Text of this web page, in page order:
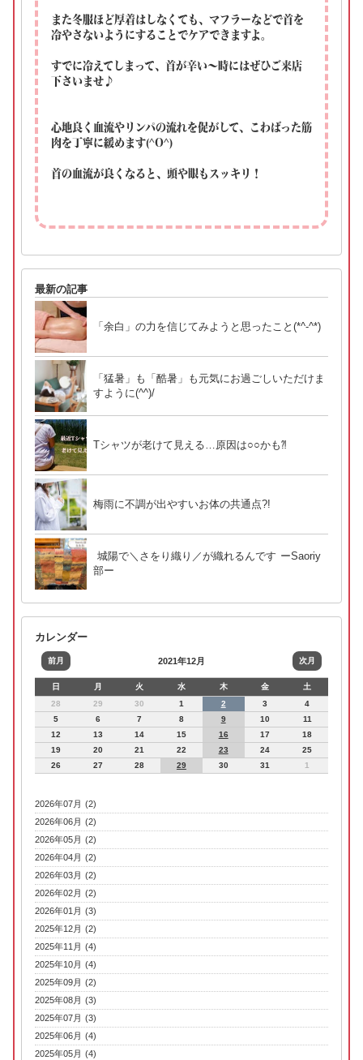
また冬服ほど厚着はしなくても、マフラーなどで首を
冷やさないようにすることでケアできますよ。
すでに冷えてしまって、首が辛い～時にはぜひご来店
下さいませ♪
心地良く血流やリンパの流れを促がして、こわばった筋
肉を丁寧に緩めます(^O^)
首の血流が良くなると、頭や眼もスッキリ！
最新の記事
「余白」の力を信じてみようと思ったこと(*^-^*)
「猛暑」も「酷暑」も元気にお過ごしいただけま
すように(^^)/
Tシャツが老けて見える…原因は○○かも⁈
梅雨に不調が出やすいお体の共通点?!
城陽で＼さをり織り／が織れるんです ーSaoriy
部ー
カレンダー
前月 2021年12月 次月
日 月 火 水 木 金
土
28
29 30 1 2 3
4
5
6 7 8 9 10
11
12
13 14 15 16 17
18
19
20 21 22 23 24
25
26
27 28 29 30 31 1
2026年07月 (2)
2026年06月 (2)
2026年05月 (2)
2026年04月 (2)
2026年03月 (2)
2026年02月 (2)
2026年01月 (3)
2025年12月 (2)
2025年11月 (4)
2025年10月 (4)
2025年09月 (2)
2025年08月 (3)
2025年07月 (3)
2025年06月 (4)
2025年05月 (4)